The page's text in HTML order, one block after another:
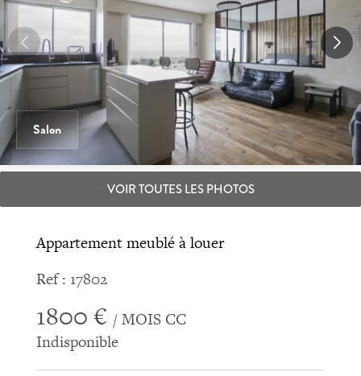
Salon
VOIR TOUTES LES PHOTOS
Appartement meublé à louer
Ref : 17802
1800 € / MOIS CC
Indisponible